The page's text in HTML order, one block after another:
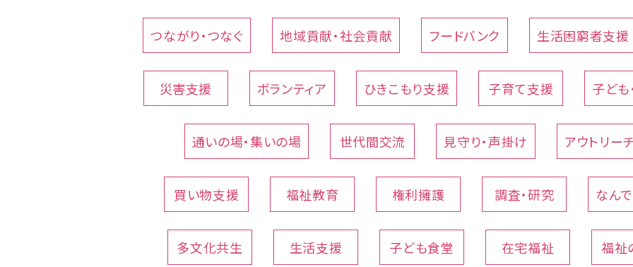
つながり・つなぐ 地域貢献・社会貢献 フードバンク 生活困窮者支援
災害支援 ボランティア ひきこもり支援 子育て支援 子ども
通いの場・集いの場 世代間交流 見守り・声掛け アウトリー
買い物支援 福祉教育 権利擁護 調査・研究 なん
多文化共生 生活支援 子ども食堂 在宅福祉 福祉